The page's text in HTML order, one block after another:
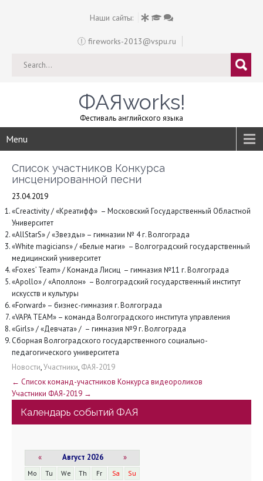
Наши сайты:
fireworks-2013@vspu.ru
ФАЯworks!
Фестиваль английского языка
Menu
Список участников Конкурса
инсценированной песни
23.04.2019
«Creactivity / «Креатифф» – Московский Государственный Областной
Университет
«AllStarS» / «Звезды» – гимназии № 4 г. Волгограда
«White magicians» / «Белые маги» – Волгоградский государственный
медицинский университет
«Foxes’ Team» / Команда Лисиц – гимназия №11 г. Волгограда
«Apollo» / «Аполлон» – Волгоградский государственный институт
искусств и культуры
«Forward» – бизнес-гимназия г. Волгограда
«VAPA TEAM» – команда Волгоградского института управления
«Girls» / «Девчата» / – гимназия №9 г. Волгограда
Сборная Волгоградского государственного социально-
педагогического университета
Новости,Участники, ФАЯ-2019
Н
а
← Список команд-участников Конкурса видеороликов
Участники ФАЯ-2019 →
Календарь событий ФАЯ
« Август 2026 »
Mo Tu We Th Fr Sa Su